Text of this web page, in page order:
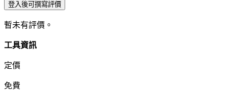
登入後可撰寫評價
暫未有評價。
工具資訊
定價
免費